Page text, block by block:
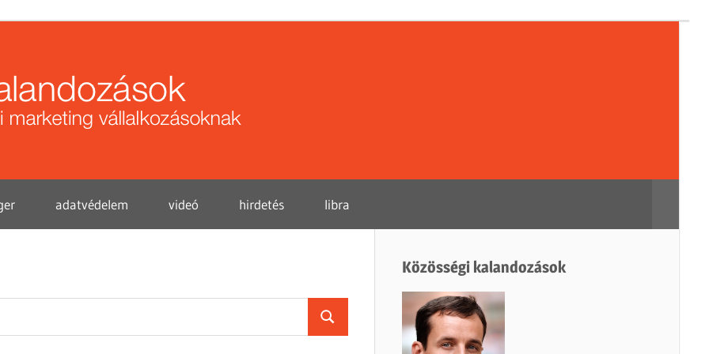
adatvédelem videó hirdetés libra
Search
Közösségi kalandozások